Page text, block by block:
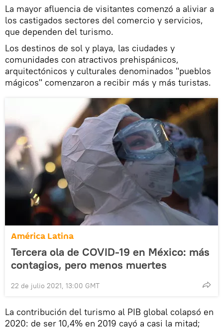
La mayor afluencia de visitantes comenzó a aliviar a
los castigados sectores del comercio y servicios,
que dependen del turismo.
Los destinos de sol y playa, las ciudades y
comunidades con atractivos prehispánicos,
arquitectónicos y culturales denominados "pueblos
mágicos" comenzaron a recibir más y más turistas.
América Latina
Tercera ola de COVID-19 en México: más
contagios, pero menos muertes
22 de julio 2021, 13:00 GMT
La contribución del turismo al PIB global colapsó en
2020: de ser 10,4% en 2019 cayó a casi la mitad;